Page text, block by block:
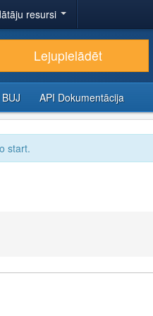
resursi
Lejupielādēt
BUJ API Dokumentācija
start.